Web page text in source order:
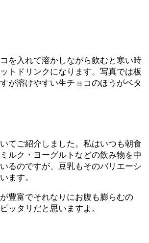
を入れて溶かしながら飲むと寒い時
トドリンクになります。写真では板
が溶けやすい生チョコのほうがベタ
てご紹介しました。私はいつも朝食
ルク・ヨーグルトなどの飲み物を中
るのですが、豆乳もそのバリエーシ
ます。
豊富でそれなりにお腹も膨らむの
ッタリだと思いますよ。